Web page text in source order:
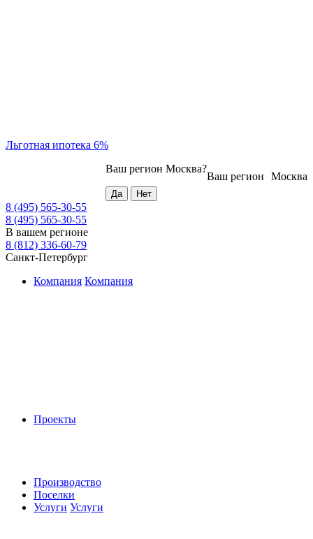
Льготная ипотека 6%
Москва
Ваш регион
Ваш регион Москва?
8 (495) 565-30-55
8 (495) 565-30-55
В вашем регионе
8 (812) 336-60-79
Санкт-Петербург
Компания Компания
Проекты
Производство
Поселки
Услуги Услуги